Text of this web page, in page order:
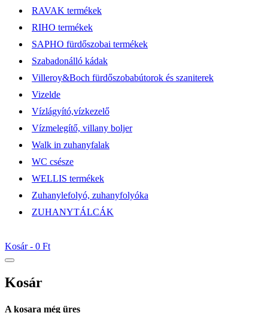
RAVAK termékek
RIHO termékek
SAPHO fürdőszobai termékek
Szabadonálló kádak
Villeroy&Boch fürdőszobabútorok és szaniterek
Vizelde
Vízlágyító,vízkezelő
Vízmelegítő, villany boljer
Walk in zuhanyfalak
WC csésze
WELLIS termékek
Zuhanylefolyó, zuhanyfolyóka
ZUHANYTÁLCÁK
Kosár - 0 Ft
Kosár
A kosara még üres